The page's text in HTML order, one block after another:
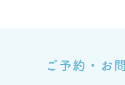
ご予約・お